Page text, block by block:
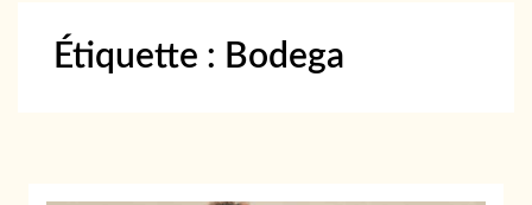
Étiquette : Bodega